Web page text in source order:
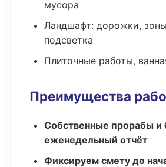
мусора
Ландшафт: дорожки,
подсветка
Плиточные работы,
Преимущества
Собственные прорабы и
еженедельный отчёт
Фиксируем смету до